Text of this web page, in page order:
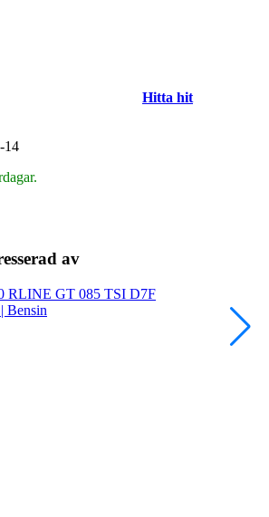
Hitta hit
14
av
RLINE GT 085 TSI D7F
Bensin